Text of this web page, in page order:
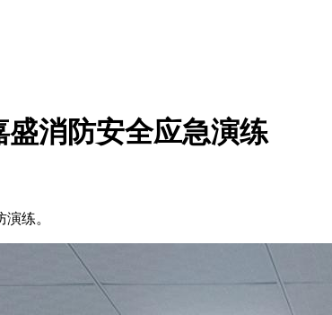
消防安全应急演练
练。